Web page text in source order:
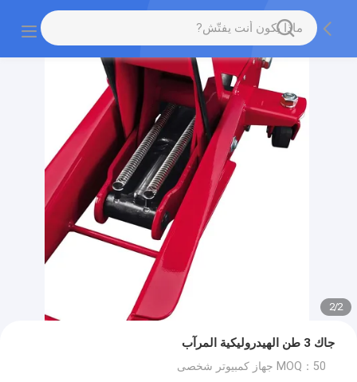
2
/
2
جاك 3 طن الهيدروليكية المرآب
MOQ：50 جهاز كمبيوتر شخصى